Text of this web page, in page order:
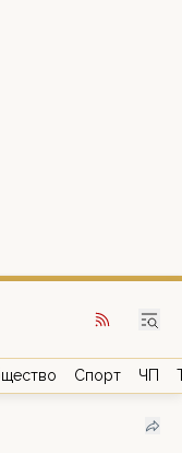
Спорт ЧП